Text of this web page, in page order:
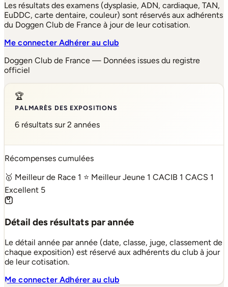
Les résultats des examens (dysplasie, ADN, cardiaque, TAN,
EuDDC, carte dentaire, couleur) sont réservés aux adhérents
du Doggen Club de France à jour de leur cotisation.
Me connecterAdhérer au club
Doggen Club de France — Données issues du registre
officiel
🏆
PALMARÈS DES EXPOSITIONS
6 résultats sur 2 années
Récompenses cumulées
🥇 Meilleur de Race 1 ⭐ Meilleur Jeune 1 CACIB 1 CACS 1
Excellent 5
Détail des résultats par année
Le détail année par année (date, classe, juge, classement de
chaque exposition) est réservé aux adhérents du club à jour
de leur cotisation.
Me connecterAdhérer au club